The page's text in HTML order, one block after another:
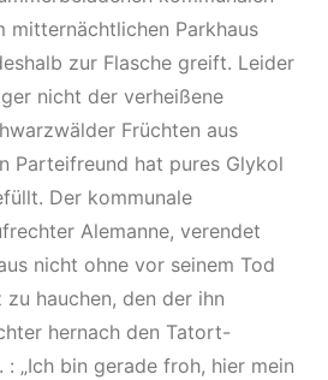
mitternächtlichen Parkhaus
zur Flasche greift. Leider
nicht der verheißene
Früchten aus
Parteifreund hat pures Glykol
Der kommunale
Alemanne, verendet
nicht ohne vor seinem Tod
hauchen, den der ihn
hernach den Tatort-
„Ich bin gerade froh, hier mein